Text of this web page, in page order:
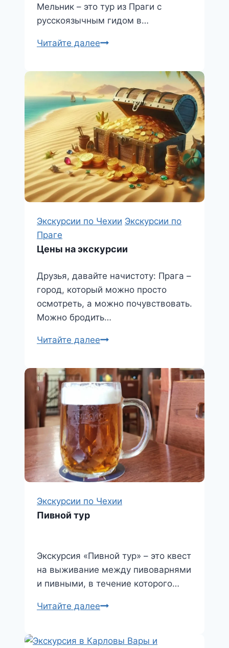
Мельник – это тур из Праги с
русскоязычным гидом в…
Читайте далееИз
в
Терезин
Экскурсии по Чехии Экскурсии по
Праге
Цены на экскурсии
Друзья, давайте начистоту: Прага –
город, который можно просто
осмотреть, а можно почувствовать.
Можно бродить…
Читайте далееЦены
экскурсии
Экскурсии по Чехии
Пивной тур
Экскурсия «Пивной тур» – это квест
на выживание между пивоварнями
и пивными, в течение которого…
Читайте далееПивной